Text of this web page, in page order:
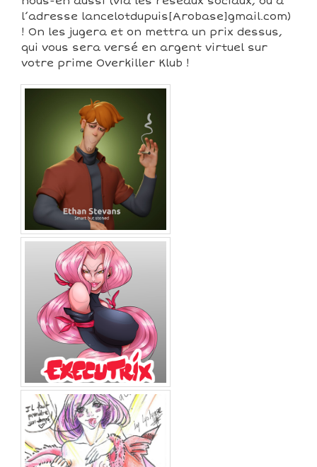
l’adresse lancelotdupuis[Arobase]gmail.com)
! On les jugera et on mettra un prix dessus,
qui vous sera versé en argent virtuel sur
votre prime Overkiller Klub !